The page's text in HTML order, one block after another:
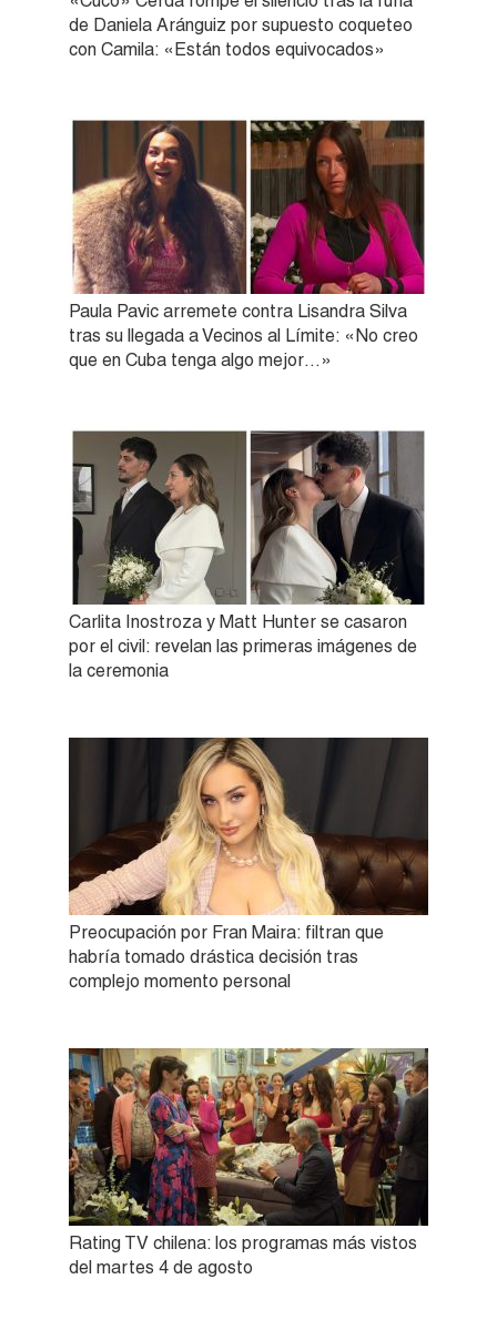
de Daniela Aránguiz por supuesto coqueteo
con Camila: «Están todos equivocados»
Paula Pavic arremete contra Lisandra Silva
tras su llegada a Vecinos al Límite: «No creo
que en Cuba tenga algo mejor…»
Carlita Inostroza y Matt Hunter se casaron
por el civil: revelan las primeras imágenes de
la ceremonia
Preocupación por Fran Maira: filtran que
habría tomado drástica decisión tras
complejo momento personal
Rating TV chilena: los programas más vistos
del martes 4 de agosto